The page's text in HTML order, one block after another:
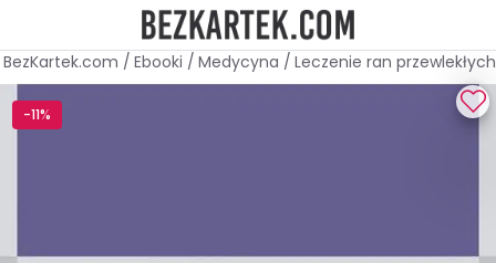
BezKartek.com / Ebooki / Medycyna / Leczenie ran przewlekłych
-11%